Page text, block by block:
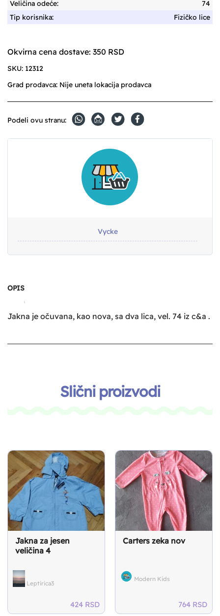
Vycke
Veličina odeće:
74
Tip korisnika:
Fizičko lice
Okvirna cena dostave: 350 RSD
SKU: 12312
Grad prodavca: Nije uneta lokacija prodavca
Podeli ovu stranu:
OPIS
Jakna je očuvana, kao nova, sa dva lica, vel. 74 iz c&a .
Slični proizvodi
Jakna za jesen
veličina 4
Leptirica3
424 RSD
Carters zeka nov
Modern Kids
764 RSD